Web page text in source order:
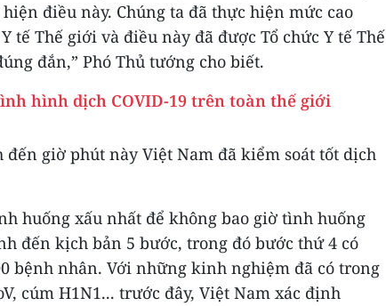
điều này. Chúng ta đã thực hiện mức cao
tế Thế giới và điều này đã được Tổ chức Y tế Thế
đắn,” Phó Thủ tướng cho biết.
hình dịch COVID-19 trên toàn thế giới
giờ phút này Việt Nam đã kiểm soát tốt dịch
huống xấu nhất để không bao giờ tình huống
đến kịch bản 5 bước, trong đó bước thứ 4 có
bệnh nhân. Với những kinh nghiệm đã có trong
cúm H1N1... trước đây, Việt Nam xác định